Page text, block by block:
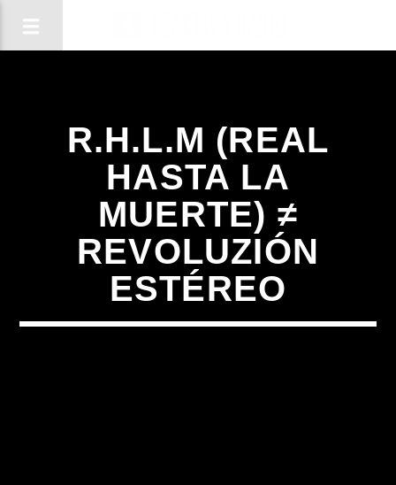
R.H.L.M (REAL
HASTA LA
MUERTE) ≠
REVOLUZIÓN
ESTÉREO